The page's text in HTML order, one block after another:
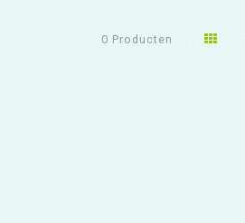
0 Producten